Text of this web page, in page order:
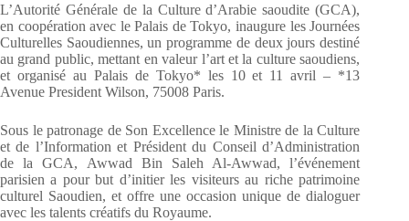
L’Autorité Générale de la Culture d’Arabie saoudite (GCA),
en coopération avec le Palais de Tokyo, inaugure les Journées
Culturelles Saoudiennes, un programme de deux jours destiné
au grand public, mettant en valeur l’art et la culture saoudiens,
et organisé au Palais de Tokyo* les 10 et 11 avril – *13
Avenue President Wilson, 75008 Paris.
Sous le patronage de Son Excellence le Ministre de la Culture
et de l’Information et Président du Conseil d’Administration
de la GCA, Awwad Bin Saleh Al-Awwad, l’événement
parisien a pour but d’initier les visiteurs au riche patrimoine
culturel Saoudien, et offre une occasion unique de dialoguer
avec les talents créatifs du Royaume.